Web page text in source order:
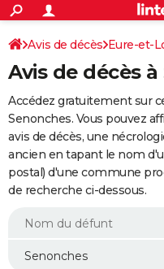
ACTUALITÉS
Politique
Société
Faits Divers
Education
Monde
Villes
+
SPORT
Coupe du monde 2026
Football
Tennis
Cyclisme
Rugby
Forum
Programme TV
TNT
Streaming
Cinéma
Sorties cinéma
Musique
+
FINANCE
Retraite
Impôts
Epargne
Immobilier
Risques naturels par ville
Banque
Assurance
Crédit
AUTO
Essais
Réserver un essai
Citadines
Berlines
SUV
Forum auto
+
HIGH-TECH
BRICOLAGE
WEEK-END
Avis de décès Eure-et-
Avis de décès
Accédez gratuitement sur
Senonches. Vous pouvez
avis de décès, une
ancien en tapant le nom
postal) d'une commune
de recherche ci-dessous.